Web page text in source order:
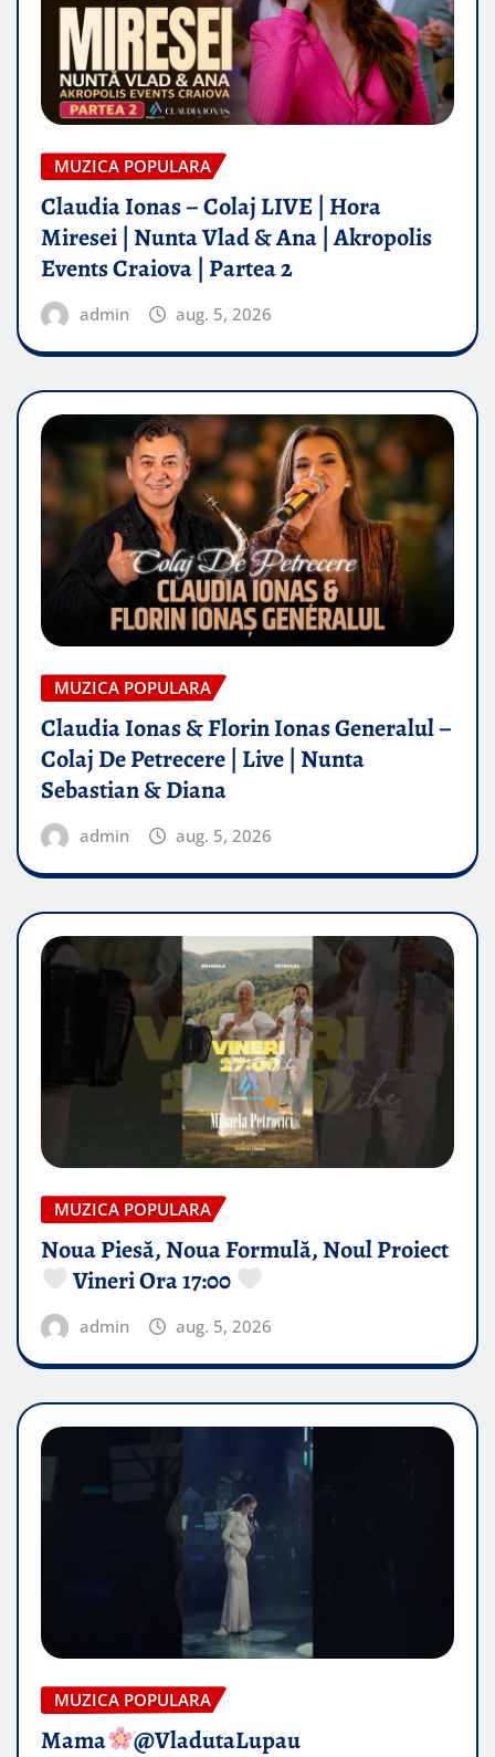
MUZICA POPULARA
Claudia Ionas – Colaj LIVE | Hora
Miresei | Nunta Vlad & Ana | Akropolis
Events Craiova | Partea 2
admin aug. 5, 2026
MUZICA POPULARA
Claudia Ionas & Florin Ionas Generalul –
Colaj De Petrecere | Live | Nunta
Sebastian & Diana
admin aug. 5, 2026
MUZICA POPULARA
Noua Piesă, Noua Formulă, Noul Proiect
Vineri Ora 17:00
admin aug. 5, 2026
MUZICA POPULARA
Mama @VladutaLupau